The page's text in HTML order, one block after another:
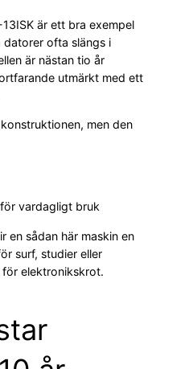
är ett bra exempel
datorer ofta slängs i
är nästan tio år
utmärkt med ett
men den
vardagligt bruk
en sådan här maskin en
surf, studier eller
elektronikskrot.